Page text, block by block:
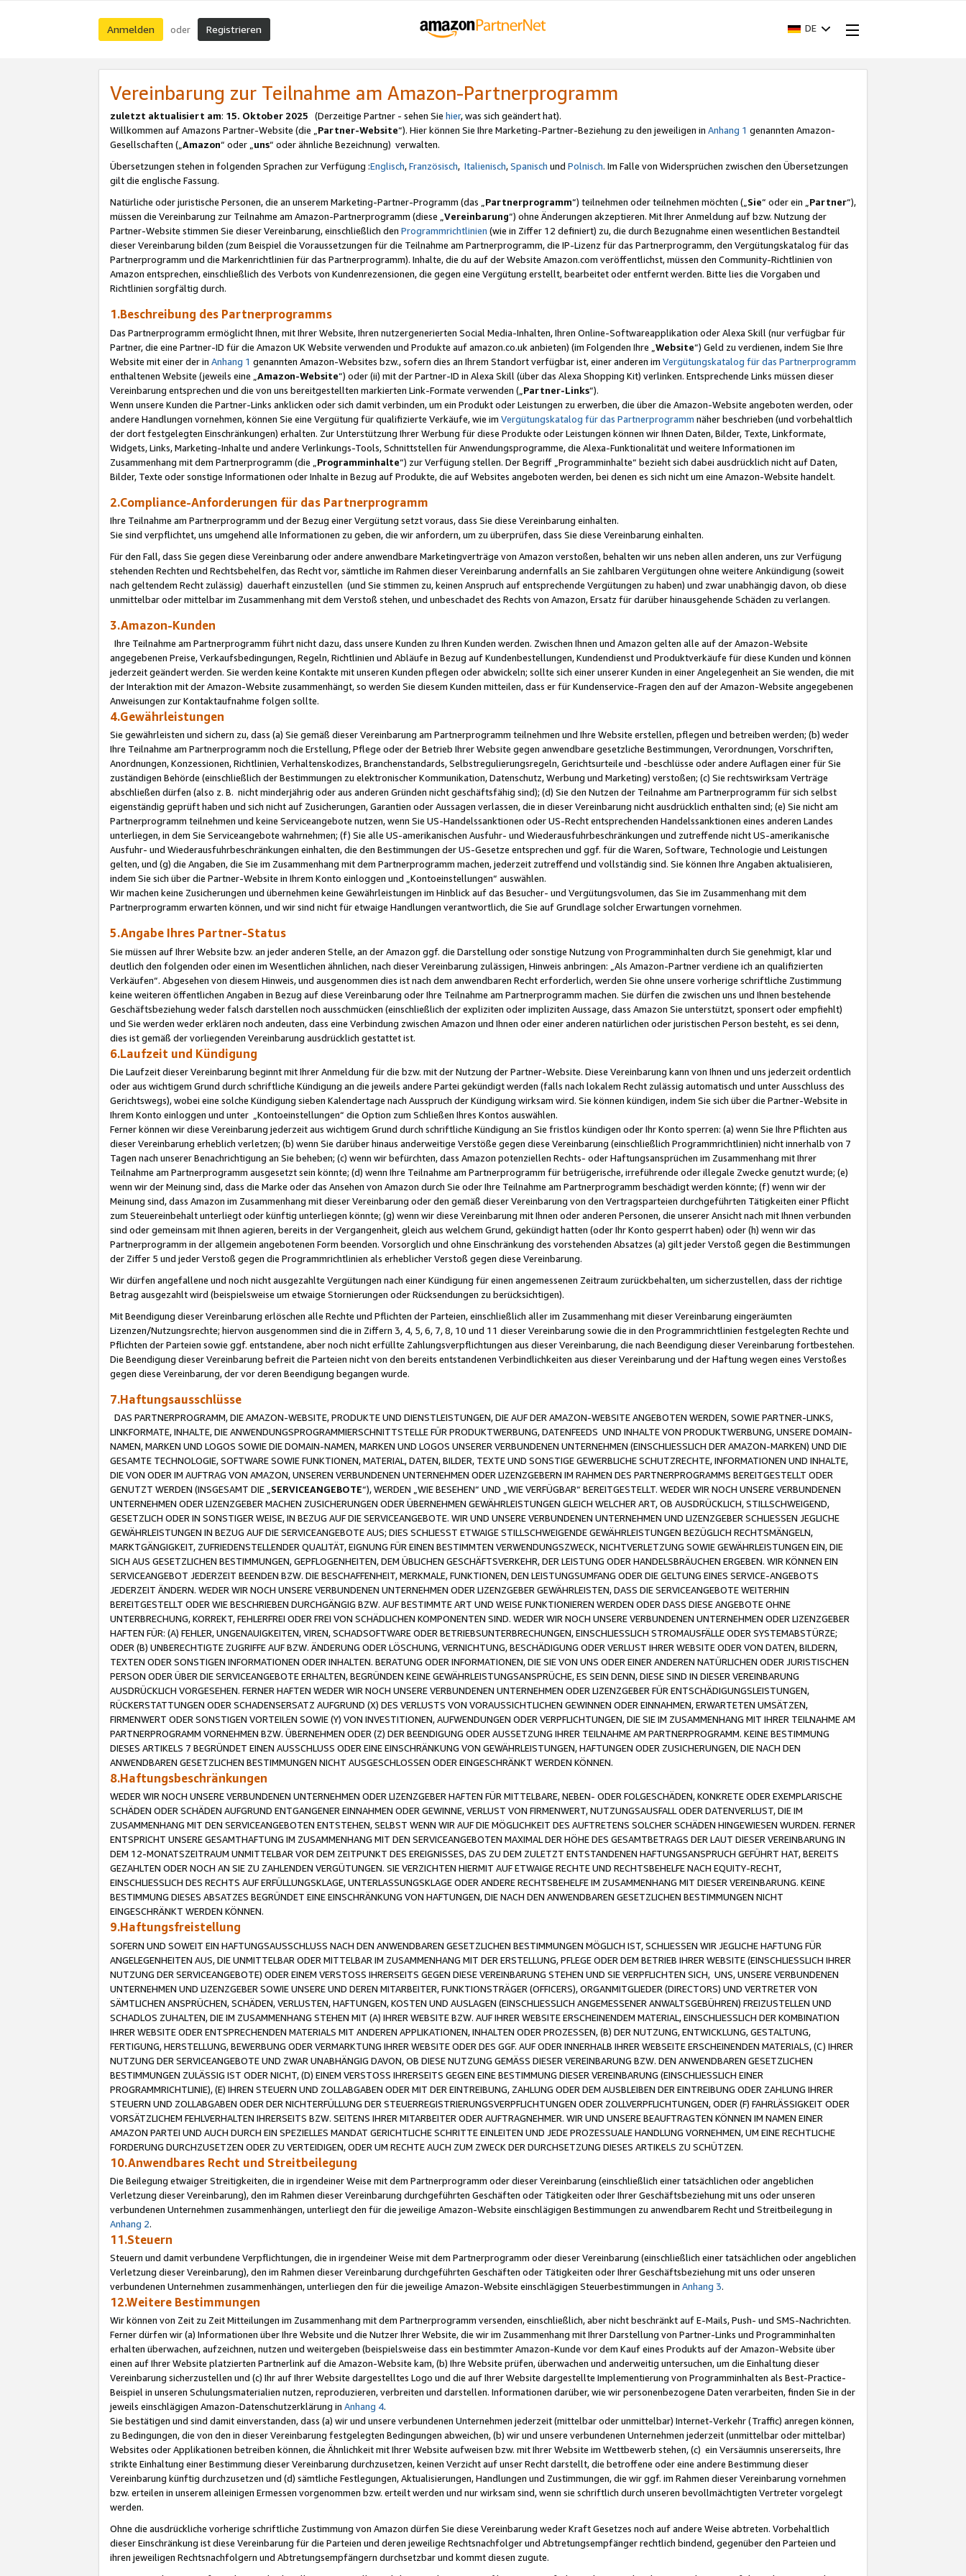
Anmelden oder Registrieren DE
Vereinbarung zur Teilnahme am Amazon-Partnerprogramm
zuletzt aktualisiert am: 15. Oktober 2025 (Derzeitige Partner - sehen Sie hier, was sich geändert hat).
Willkommen auf Amazons Partner-Website (die „Partner-Website“). Hier können Sie Ihre Marketing-Partner-Beziehung zu den jeweiligen in Anhang 1 genannten Amazon-
Gesellschaften („Amazon“ oder „uns“ oder ähnliche Bezeichnung) verwalten.
Übersetzungen stehen in folgenden Sprachen zur Verfügung :Englisch,Französisch, Italienisch,Spanisch und Polnisch. Im Falle von Widersprüchen zwischen den Übersetzungen
gilt die englische Fassung.
Natürliche oder juristische Personen, die an unserem Marketing-Partner-Programm (das „Partnerprogramm“) teilnehmen oder teilnehmen möchten („Sie“ oder ein „Partner“),
müssen die Vereinbarung zur Teilnahme am Amazon-Partnerprogramm (diese „Vereinbarung“) ohne Änderungen akzeptieren. Mit Ihrer Anmeldung auf bzw. Nutzung der
Partner-Website stimmen Sie dieser Vereinbarung, einschließlich den Programmrichtlinien (wie in Ziffer 12 definiert) zu, die durch Bezugnahme einen wesentlichen Bestandteil
dieser Vereinbarung bilden (zum Beispiel die Voraussetzungen für die Teilnahme am Partnerprogramm, die IP-Lizenz für das Partnerprogramm, den Vergütungskatalog für das
Partnerprogramm und die Markenrichtlinien für das Partnerprogramm). Inhalte, die du auf der Website Amazon.com veröffentlichst, müssen den Community-Richtlinien von
Amazon entsprechen, einschließlich des Verbots von Kundenrezensionen, die gegen eine Vergütung erstellt, bearbeitet oder entfernt werden. Bitte lies die Vorgaben und
Richtlinien sorgfältig durch.
1.Beschreibung des Partnerprogramms
Das Partnerprogramm ermöglicht Ihnen, mit Ihrer Website, Ihren nutzergenerierten Social Media-Inhalten, Ihren Online-Softwareapplikation oder Alexa Skill (nur verfügbar für
Partner, die eine Partner-ID für die Amazon UK Website verwenden und Produkte auf amazon.co.uk anbieten) (im Folgenden Ihre „ Website“) Geld zu verdienen, indem Sie Ihre
Website mit einer der in Anhang 1 genannten Amazon-Websites bzw., sofern dies an Ihrem Standort verfügbar ist, einer anderen im Vergütungskatalog für das Partnerprogramm
enthaltenen Website (jeweils eine „ Amazon-Website“) oder (ii) mit der Partner-ID in Alexa Skill (über das Alexa Shopping Kit) verlinken. Entsprechende Links müssen dieser
Vereinbarung entsprechen und die von uns bereitgestellten markierten Link-Formate verwenden („ Partner-Links“).
Wenn unsere Kunden die Partner-Links anklicken oder sich damit verbinden, um ein Produkt oder Leistungen zu erwerben, die über die Amazon-Website angeboten werden, oder
andere Handlungen vornehmen, können Sie eine Vergütung für qualifizierte Verkäufe, wie im Vergütungskatalog für das Partnerprogramm näher beschrieben (und vorbehaltlich
der dort festgelegten Einschränkungen) erhalten. Zur Unterstützung Ihrer Werbung für diese Produkte oder Leistungen können wir Ihnen Daten, Bilder, Texte, Linkformate,
Widgets, Links, Marketing-Inhalte und andere Verlinkungs-Tools, Schnittstellen für Anwendungsprogramme, die Alexa-Funktionalität und weitere Informationen im
Zusammenhang mit dem Partnerprogramm (die „ Programminhalte“) zur Verfügung stellen. Der Begriff „Programminhalte“ bezieht sich dabei ausdrücklich nicht auf Daten,
Bilder, Texte oder sonstige Informationen oder Inhalte in Bezug auf Produkte, die auf Websites angeboten werden, bei denen es sich nicht um eine Amazon-Website handelt.
2.Compliance-Anforderungen für das Partnerprogramm
Ihre Teilnahme am Partnerprogramm und der Bezug einer Vergütung setzt voraus, dass Sie diese Vereinbarung einhalten.
Sie sind verpflichtet, uns umgehend alle Informationen zu geben, die wir anfordern, um zu überprüfen, dass Sie diese Vereinbarung einhalten.
Für den Fall, dass Sie gegen diese Vereinbarung oder andere anwendbare Marketingverträge von Amazon verstoßen, behalten wir uns neben allen anderen, uns zur Verfügung
stehenden Rechten und Rechtsbehelfen, das Recht vor, sämtliche im Rahmen dieser Vereinbarung andernfalls an Sie zahlbaren Vergütungen ohne weitere Ankündigung (soweit
nach geltendem Recht zulässig) dauerhaft einzustellen (und Sie stimmen zu, keinen Anspruch auf entsprechende Vergütungen zu haben) und zwar unabhängig davon, ob diese
unmittelbar oder mittelbar im Zusammenhang mit dem Verstoß stehen, und unbeschadet des Rechts von Amazon, Ersatz für darüber hinausgehende Schäden zu verlangen.
3.Amazon-Kunden
Ihre Teilnahme am Partnerprogramm führt nicht dazu, dass unsere Kunden zu Ihren Kunden werden. Zwischen Ihnen und Amazon gelten alle auf der Amazon-Website
angegebenen Preise, Verkaufsbedingungen, Regeln, Richtlinien und Abläufe in Bezug auf Kundenbestellungen, Kundendienst und Produktverkäufe für diese Kunden und können
jederzeit geändert werden. Sie werden keine Kontakte mit unseren Kunden pflegen oder abwickeln; sollte sich einer unserer Kunden in einer Angelegenheit an Sie wenden, die mit
der Interaktion mit der Amazon-Website zusammenhängt, so werden Sie diesem Kunden mitteilen, dass er für Kundenservice-Fragen den auf der Amazon-Website angegebenen
Anweisungen zur Kontaktaufnahme folgen sollte.
4.Gewährleistungen
Sie gewährleisten und sichern zu, dass (a) Sie gemäß dieser Vereinbarung am Partnerprogramm teilnehmen und Ihre Website erstellen, pflegen und betreiben werden; (b) weder
Ihre Teilnahme am Partnerprogramm noch die Erstellung, Pflege oder der Betrieb Ihrer Website gegen anwendbare gesetzliche Bestimmungen, Verordnungen, Vorschriften,
Anordnungen, Konzessionen, Richtlinien, Verhaltenskodizes, Branchenstandards, Selbstregulierungsregeln, Gerichtsurteile und -beschlüsse oder andere Auflagen einer für Sie
zuständigen Behörde (einschließlich der Bestimmungen zu elektronischer Kommunikation, Datenschutz, Werbung und Marketing) verstoßen; (c) Sie rechtswirksam Verträge
abschließen dürfen (also z. B. nicht minderjährig oder aus anderen Gründen nicht geschäftsfähig sind); (d) Sie den Nutzen der Teilnahme am Partnerprogramm für sich selbst
eigenständig geprüft haben und sich nicht auf Zusicherungen, Garantien oder Aussagen verlassen, die in dieser Vereinbarung nicht ausdrücklich enthalten sind; (e) Sie nicht am
Partnerprogramm teilnehmen und keine Serviceangebote nutzen, wenn Sie US-Handelssanktionen oder US-Recht entsprechenden Handelssanktionen eines anderen Landes
unterliegen, in dem Sie Serviceangebote wahrnehmen; (f) Sie alle US-amerikanischen Ausfuhr- und Wiederausfuhrbeschränkungen und zutreffende nicht US-amerikanische
Ausfuhr- und Wiederausfuhrbeschränkungen einhalten, die den Bestimmungen der US-Gesetze entsprechen und ggf. für die Waren, Software, Technologie und Leistungen
gelten, und (g) die Angaben, die Sie im Zusammenhang mit dem Partnerprogramm machen, jederzeit zutreffend und vollständig sind. Sie können Ihre Angaben aktualisieren,
indem Sie sich über die Partner-Website in Ihrem Konto einloggen und „Kontoeinstellungen“ auswählen.
Wir machen keine Zusicherungen und übernehmen keine Gewährleistungen im Hinblick auf das Besucher- und Vergütungsvolumen, das Sie im Zusammenhang mit dem
Partnerprogramm erwarten können, und wir sind nicht für etwaige Handlungen verantwortlich, die Sie auf Grundlage solcher Erwartungen vornehmen.
5.Angabe Ihres Partner-Status
Sie müssen auf Ihrer Website bzw. an jeder anderen Stelle, an der Amazon ggf. die Darstellung oder sonstige Nutzung von Programminhalten durch Sie genehmigt, klar und
deutlich den folgenden oder einen im Wesentlichen ähnlichen, nach dieser Vereinbarung zulässigen, Hinweis anbringen: „Als Amazon-Partner verdiene ich an qualifizierten
Verkäufen“. Abgesehen von diesem Hinweis, und ausgenommen dies ist nach dem anwendbaren Recht erforderlich, werden Sie ohne unsere vorherige schriftliche Zustimmung
keine weiteren öffentlichen Angaben in Bezug auf diese Vereinbarung oder Ihre Teilnahme am Partnerprogramm machen. Sie dürfen die zwischen uns und Ihnen bestehende
Geschäftsbeziehung weder falsch darstellen noch ausschmücken (einschließlich der expliziten oder impliziten Aussage, dass Amazon Sie unterstützt, sponsert oder empfiehlt)
und Sie werden weder erklären noch andeuten, dass eine Verbindung zwischen Amazon und Ihnen oder einer anderen natürlichen oder juristischen Person besteht, es sei denn,
dies ist gemäß der vorliegenden Vereinbarung ausdrücklich gestattet ist.
6.Laufzeit und Kündigung
Die Laufzeit dieser Vereinbarung beginnt mit Ihrer Anmeldung für die bzw. mit der Nutzung der Partner-Website. Diese Vereinbarung kann von Ihnen und uns jederzeit ordentlich
oder aus wichtigem Grund durch schriftliche Kündigung an die jeweils andere Partei gekündigt werden (falls nach lokalem Recht zulässig automatisch und unter Ausschluss des
Gerichtswegs), wobei eine solche Kündigung sieben Kalendertage nach Ausspruch der Kündigung wirksam wird. Sie können kündigen, indem Sie sich über die Partner-Website in
Ihrem Konto einloggen und unter „Kontoeinstellungen“ die Option zum Schließen Ihres Kontos auswählen.
Ferner können wir diese Vereinbarung jederzeit aus wichtigem Grund durch schriftliche Kündigung an Sie fristlos kündigen oder Ihr Konto sperren: (a) wenn Sie Ihre Pflichten aus
dieser Vereinbarung erheblich verletzen; (b) wenn Sie darüber hinaus anderweitige Verstöße gegen diese Vereinbarung (einschließlich Programmrichtlinien) nicht innerhalb von 7
Tagen nach unserer Benachrichtigung an Sie beheben; (c) wenn wir befürchten, dass Amazon potenziellen Rechts- oder Haftungsansprüchen im Zusammenhang mit Ihrer
Teilnahme am Partnerprogramm ausgesetzt sein könnte; (d) wenn Ihre Teilnahme am Partnerprogramm für betrügerische, irreführende oder illegale Zwecke genutzt wurde; (e)
wenn wir der Meinung sind, dass die Marke oder das Ansehen von Amazon durch Sie oder Ihre Teilnahme am Partnerprogramm beschädigt werden könnte; (f) wenn wir der
Meinung sind, dass Amazon im Zusammenhang mit dieser Vereinbarung oder den gemäß dieser Vereinbarung von den Vertragsparteien durchgeführten Tätigkeiten einer Pflicht
zum Steuereinbehalt unterliegt oder künftig unterliegen könnte; (g) wenn wir diese Vereinbarung mit Ihnen oder anderen Personen, die unserer Ansicht nach mit Ihnen verbunden
sind oder gemeinsam mit Ihnen agieren, bereits in der Vergangenheit, gleich aus welchem Grund, gekündigt hatten (oder Ihr Konto gesperrt haben) oder (h) wenn wir das
Partnerprogramm in der allgemein angebotenen Form beenden. Vorsorglich und ohne Einschränkung des vorstehenden Absatzes (a) gilt jeder Verstoß gegen die Bestimmungen
der Ziffer 5 und jeder Verstoß gegen die Programmrichtlinien als erheblicher Verstoß gegen diese Vereinbarung.
Wir dürfen angefallene und noch nicht ausgezahlte Vergütungen nach einer Kündigung für einen angemessenen Zeitraum zurückbehalten, um sicherzustellen, dass der richtige
Betrag ausgezahlt wird (beispielsweise um etwaige Stornierungen oder Rücksendungen zu berücksichtigen).
Mit Beendigung dieser Vereinbarung erlöschen alle Rechte und Pflichten der Parteien, einschließlich aller im Zusammenhang mit dieser Vereinbarung eingeräumten
Lizenzen/Nutzungsrechte; hiervon ausgenommen sind die in Ziffern 3, 4, 5, 6, 7, 8, 10 und 11 dieser Vereinbarung sowie die in den Programmrichtlinien festgelegten Rechte und
Pflichten der Parteien sowie ggf. entstandene, aber noch nicht erfüllte Zahlungsverpflichtungen aus dieser Vereinbarung, die nach Beendigung dieser Vereinbarung fortbestehen.
Die Beendigung dieser Vereinbarung befreit die Parteien nicht von den bereits entstandenen Verbindlichkeiten aus dieser Vereinbarung und der Haftung wegen eines Verstoßes
gegen diese Vereinbarung, der vor deren Beendigung begangen wurde.
7.Haftungsausschlüsse
DAS PARTNERPROGRAMM, DIE AMAZON-WEBSITE, PRODUKTE UND DIENSTLEISTUNGEN, DIE AUF DER AMAZON-WEBSITE ANGEBOTEN WERDEN, SOWIE PARTNER-LINKS,
LINKFORMATE, INHALTE, DIE ANWENDUNGSPROGRAMMIERSCHNITTSTELLE FÜR PRODUKTWERBUNG, DATENFEEDS UND INHALTE VON PRODUKTWERBUNG, UNSERE DOMAIN-
NAMEN, MARKEN UND LOGOS SOWIE DIE DOMAIN-NAMEN, MARKEN UND LOGOS UNSERER VERBUNDENEN UNTERNEHMEN (EINSCHLIESSLICH DER AMAZON-MARKEN) UND DIE
GESAMTE TECHNOLOGIE, SOFTWARE SOWIE FUNKTIONEN, MATERIAL, DATEN, BILDER, TEXTE UND SONSTIGE GEWERBLICHE SCHUTZRECHTE, INFORMATIONEN UND INHALTE,
DIE VON ODER IM AUFTRAG VON AMAZON, UNSEREN VERBUNDENEN UNTERNEHMEN ODER LIZENZGEBERN IM RAHMEN DES PARTNERPROGRAMMS BEREITGESTELLT ODER
GENUTZT WERDEN (INSGESAMT DIE „ SERVICEANGEBOTE“), WERDEN „WIE BESEHEN“ UND „WIE VERFÜGBAR“ BEREITGESTELLT. WEDER WIR NOCH UNSERE VERBUNDENEN
UNTERNEHMEN ODER LIZENZGEBER MACHEN ZUSICHERUNGEN ODER ÜBERNEHMEN GEWÄHRLEISTUNGEN GLEICH WELCHER ART, OB AUSDRÜCKLICH, STILLSCHWEIGEND,
GESETZLICH ODER IN SONSTIGER WEISE, IN BEZUG AUF DIE SERVICEANGEBOTE. WIR UND UNSERE VERBUNDENEN UNTERNEHMEN UND LIZENZGEBER SCHLIESSEN JEGLICHE
GEWÄHRLEISTUNGEN IN BEZUG AUF DIE SERVICEANGEBOTE AUS; DIES SCHLIESST ETWAIGE STILLSCHWEIGENDE GEWÄHRLEISTUNGEN BEZÜGLICH RECHTSMÄNGELN,
MARKTGÄNGIGKEIT, ZUFRIEDENSTELLENDER QUALITÄT, EIGNUNG FÜR EINEN BESTIMMTEN VERWENDUNGSZWECK, NICHTVERLETZUNG SOWIE GEWÄHRLEISTUNGEN EIN, DIE
SICH AUS GESETZLICHEN BESTIMMUNGEN, GEPFLOGENHEITEN, DEM ÜBLICHEN GESCHÄFTSVERKEHR, DER LEISTUNG ODER HANDELSBRÄUCHEN ERGEBEN. WIR KÖNNEN EIN
SERVICEANGEBOT JEDERZEIT BEENDEN BZW. DIE BESCHAFFENHEIT, MERKMALE, FUNKTIONEN, DEN LEISTUNGSUMFANG ODER DIE GELTUNG EINES SERVICE-ANGEBOTS
JEDERZEIT ÄNDERN. WEDER WIR NOCH UNSERE VERBUNDENEN UNTERNEHMEN ODER LIZENZGEBER GEWÄHRLEISTEN, DASS DIE SERVICEANGEBOTE WEITERHIN
BEREITGESTELLT ODER WIE BESCHRIEBEN DURCHGÄNGIG BZW. AUF BESTIMMTE ART UND WEISE FUNKTIONIEREN WERDEN ODER DASS DIESE ANGEBOTE OHNE
UNTERBRECHUNG, KORREKT, FEHLERFREI ODER FREI VON SCHÄDLICHEN KOMPONENTEN SIND. WEDER WIR NOCH UNSERE VERBUNDENEN UNTERNEHMEN ODER LIZENZGEBER
HAFTEN FÜR: (A) FEHLER, UNGENAUIGKEITEN, VIREN, SCHADSOFTWARE ODER BETRIEBSUNTERBRECHUNGEN, EINSCHLIESSLICH STROMAUSFÄLLE ODER SYSTEMABSTÜRZE;
ODER (B) UNBERECHTIGTE ZUGRIFFE AUF BZW. ÄNDERUNG ODER LÖSCHUNG, VERNICHTUNG, BESCHÄDIGUNG ODER VERLUST IHRER WEBSITE ODER VON DATEN, BILDERN,
TEXTEN ODER SONSTIGEN INFORMATIONEN ODER INHALTEN. BERATUNG ODER INFORMATIONEN, DIE SIE VON UNS ODER EINER ANDEREN NATÜRLICHEN ODER JURISTISCHEN
PERSON ODER ÜBER DIE SERVICEANGEBOTE ERHALTEN, BEGRÜNDEN KEINE GEWÄHRLEISTUNGSANSPRÜCHE, ES SEIN DENN, DIESE SIND IN DIESER VEREINBARUNG
AUSDRÜCKLICH VORGESEHEN. FERNER HAFTEN WEDER WIR NOCH UNSERE VERBUNDENEN UNTERNEHMEN ODER LIZENZGEBER FÜR ENTSCHÄDIGUNGSLEISTUNGEN,
RÜCKERSTATTUNGEN ODER SCHADENSERSATZ AUFGRUND (X) DES VERLUSTS VON VORAUSSICHTLICHEN GEWINNEN ODER EINNAHMEN, ERWARTETEN UMSÄTZEN,
FIRMENWERT ODER SONSTIGEN VORTEILEN SOWIE (Y) VON INVESTITIONEN, AUFWENDUNGEN ODER VERPFLICHTUNGEN, DIE SIE IM ZUSAMMENHANG MIT IHRER TEILNAHME AM
PARTNERPROGRAMM VORNEHMEN BZW. ÜBERNEHMEN ODER (Z) DER BEENDIGUNG ODER AUSSETZUNG IHRER TEILNAHME AM PARTNERPROGRAMM. KEINE BESTIMMUNG
DIESES ARTIKELS 7 BEGRÜNDET EINEN AUSSCHLUSS ODER EINE EINSCHRÄNKUNG VON GEWÄHRLEISTUNGEN, HAFTUNGEN ODER ZUSICHERUNGEN, DIE NACH DEN
ANWENDBAREN GESETZLICHEN BESTIMMUNGEN NICHT AUSGESCHLOSSEN ODER EINGESCHRÄNKT WERDEN KÖNNEN.
8.Haftungsbeschränkungen
WEDER WIR NOCH UNSERE VERBUNDENEN UNTERNEHMEN ODER LIZENZGEBER HAFTEN FÜR MITTELBARE, NEBEN- ODER FOLGESCHÄDEN, KONKRETE ODER EXEMPLARISCHE
SCHÄDEN ODER SCHÄDEN AUFGRUND ENTGANGENER EINNAHMEN ODER GEWINNE, VERLUST VON FIRMENWERT, NUTZUNGSAUSFALL ODER DATENVERLUST, DIE IM
ZUSAMMENHANG MIT DEN SERVICEANGEBOTEN ENTSTEHEN, SELBST WENN WIR AUF DIE MÖGLICHKEIT DES AUFTRETENS SOLCHER SCHÄDEN HINGEWIESEN WURDEN. FERNER
ENTSPRICHT UNSERE GESAMTHAFTUNG IM ZUSAMMENHANG MIT DEN SERVICEANGEBOTEN MAXIMAL DER HÖHE DES GESAMTBETRAGS DER LAUT DIESER VEREINBARUNG IN
DEM 12-MONATSZEITRAUM UNMITTELBAR VOR DEM ZEITPUNKT DES EREIGNISSES, DAS ZU DEM ZULETZT ENTSTANDENEN HAFTUNGSANSPRUCH GEFÜHRT HAT, BEREITS
GEZAHLTEN ODER NOCH AN SIE ZU ZAHLENDEN VERGÜTUNGEN. SIE VERZICHTEN HIERMIT AUF ETWAIGE RECHTE UND RECHTSBEHELFE NACH EQUITY-RECHT,
EINSCHLIESSLICH DES RECHTS AUF ERFÜLLUNGSKLAGE, UNTERLASSUNGSKLAGE ODER ANDERE RECHTSBEHELFE IM ZUSAMMENHANG MIT DIESER VEREINBARUNG. KEINE
BESTIMMUNG DIESES ABSATZES BEGRÜNDET EINE EINSCHRÄNKUNG VON HAFTUNGEN, DIE NACH DEN ANWENDBAREN GESETZLICHEN BESTIMMUNGEN NICHT
EINGESCHRÄNKT WERDEN KÖNNEN.
9.Haftungsfreistellung
SOFERN UND SOWEIT EIN HAFTUNGSAUSSCHLUSS NACH DEN ANWENDBAREN GESETZLICHEN BESTIMMUNGEN MÖGLICH IST, SCHLIESSEN WIR JEGLICHE HAFTUNG FÜR
ANGELEGENHEITEN AUS, DIE UNMITTELBAR ODER MITTELBAR IM ZUSAMMENHANG MIT DER ERSTELLUNG, PFLEGE ODER DEM BETRIEB IHRER WEBSITE (EINSCHLIESSLICH IHRER
NUTZUNG DER SERVICEANGEBOTE) ODER EINEM VERSTOSS IHRERSEITS GEGEN DIESE VEREINBARUNG STEHEN UND SIE VERPFLICHTEN SICH, UNS, UNSERE VERBUNDENEN
UNTERNEHMEN UND LIZENZGEBER SOWIE UNSERE UND DEREN MITARBEITER, FUNKTIONSTRÄGER (OFFICERS), ORGANMITGLIEDER (DIRECTORS) UND VERTRETER VON
SÄMTLICHEN ANSPRÜCHEN, SCHÄDEN, VERLUSTEN, HAFTUNGEN, KOSTEN UND AUSLAGEN (EINSCHLIESSLICH ANGEMESSENER ANWALTSGEBÜHREN) FREIZUSTELLEN UND
SCHADLOS ZUHALTEN, DIE IM ZUSAMMENHANG STEHEN MIT (A) IHRER WEBSITE BZW. AUF IHRER WEBSITE ERSCHEINENDEM MATERIAL, EINSCHLIESSLICH DER KOMBINATION
IHRER WEBSITE ODER ENTSPRECHENDEN MATERIALS MIT ANDEREN APPLIKATIONEN, INHALTEN ODER PROZESSEN, (B) DER NUTZUNG, ENTWICKLUNG, GESTALTUNG,
FERTIGUNG, HERSTELLUNG, BEWERBUNG ODER VERMARKTUNG IHRER WEBSITE ODER DES GGF. AUF ODER INNERHALB IHRER WEBSEITE ERSCHEINENDEN MATERIALS, (C) IHRER
NUTZUNG DER SERVICEANGEBOTE UND ZWAR UNABHÄNGIG DAVON, OB DIESE NUTZUNG GEMÄSS DIESER VEREINBARUNG BZW. DEN ANWENDBAREN GESETZLICHEN
BESTIMMUNGEN ZULÄSSIG IST ODER NICHT, (D) EINEM VERSTOSS IHRERSEITS GEGEN EINE BESTIMMUNG DIESER VEREINBARUNG (EINSCHLIESSLICH EINER
PROGRAMMRICHTLINIE), (E) IHREN STEUERN UND ZOLLABGABEN ODER MIT DER EINTREIBUNG, ZAHLUNG ODER DEM AUSBLEIBEN DER EINTREIBUNG ODER ZAHLUNG IHRER
STEUERN UND ZOLLABGABEN ODER DER NICHTERFÜLLUNG DER STEUERREGISTRIERUNGSVERPFLICHTUNGEN ODER ZOLLVERPFLICHTUNGEN, ODER (F) FAHRLÄSSIGKEIT ODER
VORSÄTZLICHEM FEHLVERHALTEN IHRERSEITS BZW. SEITENS IHRER MITARBEITER ODER AUFTRAGNEHMER. WIR UND UNSERE BEAUFTRAGTEN KÖNNEN IM NAMEN EINER
AMAZON PARTEI UND AUCH DURCH EIN SPEZIELLES MANDAT GERICHTLICHE SCHRITTE EINLEITEN UND JEDE PROZESSUALE HANDLUNG VORNEHMEN, UM EINE RECHTLICHE
FORDERUNG DURCHZUSETZEN ODER ZU VERTEIDIGEN, ODER UM RECHTE AUCH ZUM ZWECK DER DURCHSETZUNG DIESES ARTIKELS ZU SCHÜTZEN.
10.Anwendbares Recht und Streitbeilegung
Die Beilegung etwaiger Streitigkeiten, die in irgendeiner Weise mit dem Partnerprogramm oder dieser Vereinbarung (einschließlich einer tatsächlichen oder angeblichen
Verletzung dieser Vereinbarung), den im Rahmen dieser Vereinbarung durchgeführten Geschäften oder Tätigkeiten oder Ihrer Geschäftsbeziehung mit uns oder unseren
verbundenen Unternehmen zusammenhängen, unterliegt den für die jeweilige Amazon-Website einschlägigen Bestimmungen zu anwendbarem Recht und Streitbeilegung in
Anhang 2.
11.Steuern
Steuern und damit verbundene Verpflichtungen, die in irgendeiner Weise mit dem Partnerprogramm oder dieser Vereinbarung (einschließlich einer tatsächlichen oder angeblichen
Verletzung dieser Vereinbarung), den im Rahmen dieser Vereinbarung durchgeführten Geschäften oder Tätigkeiten oder Ihrer Geschäftsbeziehung mit uns oder unseren
verbundenen Unternehmen zusammenhängen, unterliegen den für die jeweilige Amazon-Website einschlägigen Steuerbestimmungen in Anhang 3.
12.Weitere Bestimmungen
Wir können von Zeit zu Zeit Mitteilungen im Zusammenhang mit dem Partnerprogramm versenden, einschließlich, aber nicht beschränkt auf E-Mails, Push- und SMS-Nachrichten.
Ferner dürfen wir (a) Informationen über Ihre Website und die Nutzer Ihrer Website, die wir im Zusammenhang mit Ihrer Darstellung von Partner-Links und Programminhalten
erhalten überwachen, aufzeichnen, nutzen und weitergeben (beispielsweise dass ein bestimmter Amazon-Kunde vor dem Kauf eines Produkts auf der Amazon-Website über
einen auf Ihrer Website platzierten Partnerlink auf die Amazon-Website kam, (b) Ihre Website prüfen, überwachen und anderweitig untersuchen, um die Einhaltung dieser
Vereinbarung sicherzustellen und (c) Ihr auf Ihrer Website dargestelltes Logo und die auf Ihrer Website dargestellte Implementierung von Programminhalten als Best-Practice-
Beispiel in unseren Schulungsmaterialien nutzen, reproduzieren, verbreiten und darstellen. Informationen darüber, wie wir personenbezogene Daten verarbeiten, finden Sie in der
jeweils einschlägigen Amazon-Datenschutzerklärung in Anhang 4.
Sie bestätigen und sind damit einverstanden, dass (a) wir und unsere verbundenen Unternehmen jederzeit (mittelbar oder unmittelbar) Internet-Verkehr (Traffic) anregen können,
zu Bedingungen, die von den in dieser Vereinbarung festgelegten Bedingungen abweichen, (b) wir und unsere verbundenen Unternehmen jederzeit (unmittelbar oder mittelbar)
Websites oder Applikationen betreiben können, die Ähnlichkeit mit Ihrer Website aufweisen bzw. mit Ihrer Website im Wettbewerb stehen, (c) ein Versäumnis unsererseits, Ihre
strikte Einhaltung einer Bestimmung dieser Vereinbarung durchzusetzen, keinen Verzicht auf unser Recht darstellt, die betroffene oder eine andere Bestimmung dieser
Vereinbarung künftig durchzusetzen und (d) sämtliche Festlegungen, Aktualisierungen, Handlungen und Zustimmungen, die wir ggf. im Rahmen dieser Vereinbarung vornehmen
bzw. erteilen in unserem alleinigen Ermessen vorgenommen bzw. erteilt werden und nur wirksam sind, wenn sie schriftlich durch unseren bevollmächtigten Vertreter vorgelegt
werden.
Ohne die ausdrückliche vorherige schriftliche Zustimmung von Amazon dürfen Sie diese Vereinbarung weder Kraft Gesetzes noch auf andere Weise abtreten. Vorbehaltlich
dieser Einschränkung ist diese Vereinbarung für die Parteien und deren jeweilige Rechtsnachfolger und Abtretungsempfänger rechtlich bindend, gegenüber den Parteien und
ihren jeweiligen Rechtsnachfolgern und Abtretungsempfängern durchsetzbar und kommt diesen zugute.